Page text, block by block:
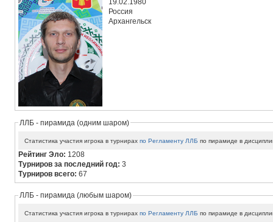
19.02.1980
Россия
Архангельск
ЛЛБ - пирамида (одним шаром)
Статистика участия игрока в турнирахпо Регламенту ЛЛБ по пирамиде в
Рейтинг Эло: 1208
Турниров за последний год:3
Турниров всего:67
ЛЛБ - пирамида (любым шаром)
Статистика участия игрока в турнирахпо Регламенту ЛЛБ по пирамиде в